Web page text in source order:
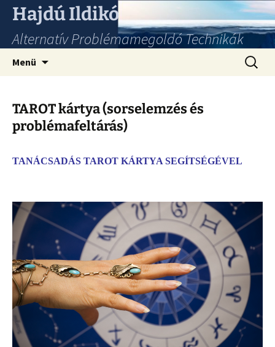
Hajdú Ildikó
Alternatív Problémamegoldó Technikák
Menü
TAROT kártya (sorselemzés és
problémafeltárás)
TANÁCSADÁS TAROT KÁRTYA SEGÍTSÉGÉVEL